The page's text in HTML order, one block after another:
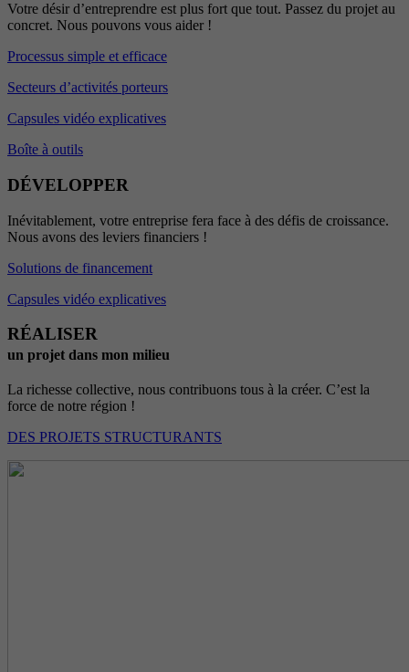
Votre désir d’entreprendre est plus fort que tout. Passez du projet au
concret. Nous pouvons vous aider !
Processus simple et efficace
Secteurs d’activités porteurs
Capsules vidéo explicatives
Boîte à outils
DÉVELOPPER
Inévitablement, votre entreprise fera face à des défis de croissance.
Nous avons des leviers financiers !
Solutions de financement
Capsules vidéo explicatives
RÉALISER
un projet dans mon milieu
La richesse collective, nous contribuons tous à la créer. C’est la
force de notre région !
DES PROJETS STRUCTURANTS